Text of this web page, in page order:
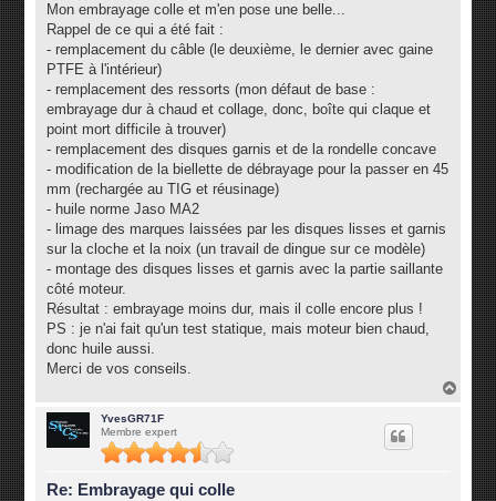
a
g
e
Mon embrayage colle et m'en pose une belle...
Rappel de ce qui a été fait :
- remplacement du câble (le deuxième, le dernier avec gaine
PTFE à l'intérieur)
- remplacement des ressorts (mon défaut de base :
embrayage dur à chaud et collage, donc, boîte qui claque et
point mort difficile à trouver)
- remplacement des disques garnis et de la rondelle concave
- modification de la biellette de débrayage pour la passer en 45
mm (rechargée au TIG et réusinage)
- huile norme Jaso MA2
- limage des marques laissées par les disques lisses et garnis
sur la cloche et la noix (un travail de dingue sur ce modèle)
- montage des disques lisses et garnis avec la partie saillante
côté moteur.
Résultat : embrayage moins dur, mais il colle encore plus !
PS : je n'ai fait qu'un test statique, mais moteur bien chaud,
donc huile aussi.
Merci de vos conseils.
YvesGR71F
Membre expert
Re: Embrayage qui colle